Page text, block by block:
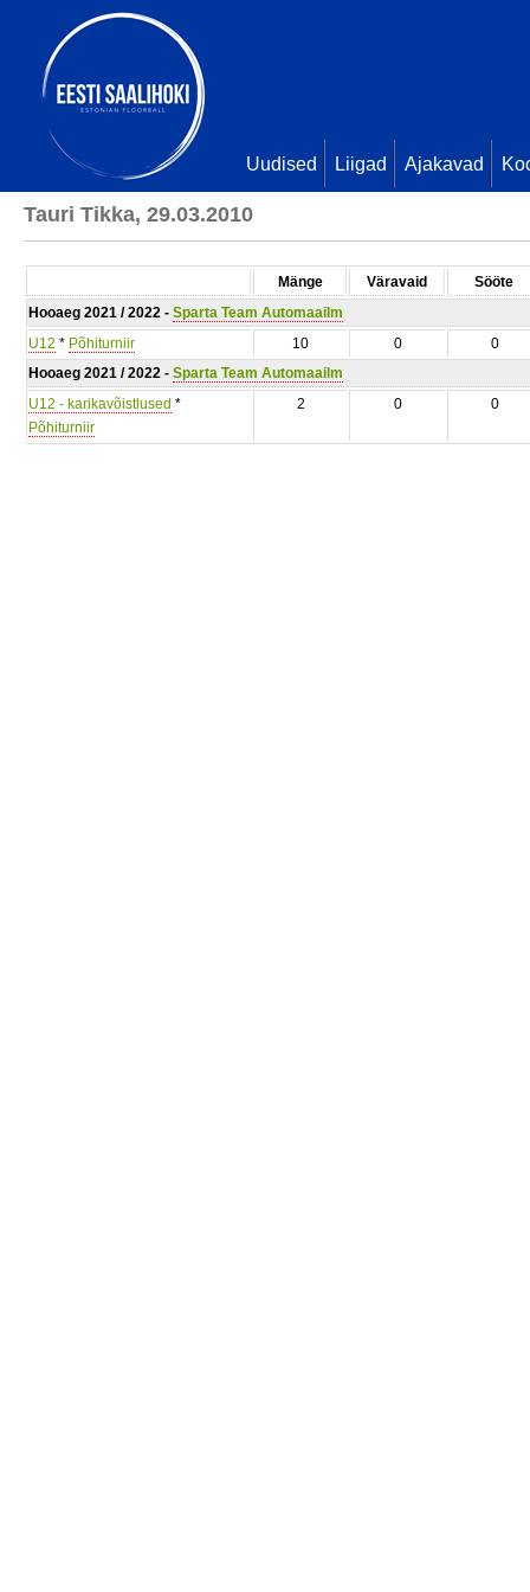
Uudised Liigad Ajakavad
Tauri Tikka, 29.03.2010
Mänge Väravaid
Sööte
Hooaeg 2021 / 2022 - Sparta Team Automaailm
U12 * Põhiturniir 10 0
0
Hooaeg 2021 / 2022 - Sparta Team Automaailm
U12 - karikavõistlused *
Põhiturniir
2 0 0